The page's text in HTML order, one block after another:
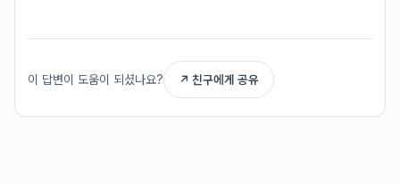
이 답변이 도움이 되셨나요? ↗ 친구에게 공유